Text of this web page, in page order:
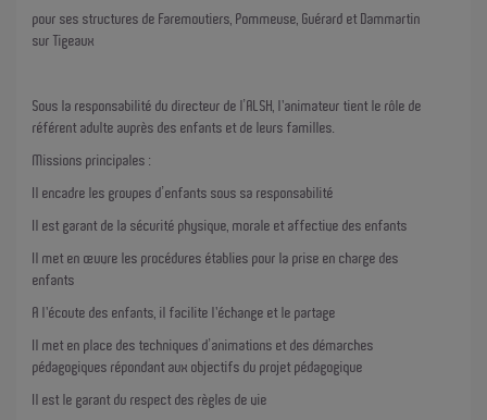
pour ses structures de Faremoutiers, Pommeuse, Guérard et Dammartin
sur Tigeaux
Sous la responsabilité du directeur de l’ALSH, l'animateur tient le rôle de
référent adulte auprès des enfants et de leurs familles.
Missions principales :
Il encadre les groupes d’enfants sous sa responsabilité
Il est garant de la sécurité physique, morale et affective des enfants
Il met en œuvre les procédures établies pour la prise en charge des
enfants
A l'écoute des enfants, il facilite l'échange et le partage
Il met en place des techniques d’animations et des démarches
pédagogiques répondant aux objectifs du projet pédagogique
Il est le garant du respect des règles de vie